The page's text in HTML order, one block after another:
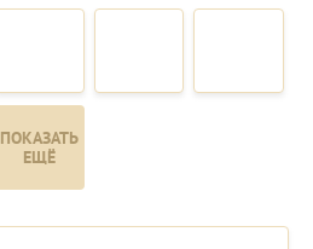
ПОКАЗАТЬ
ЕЩЁ